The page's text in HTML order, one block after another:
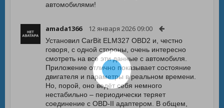
автомобилями!
amada1366 12 января 2026 09:00
Установил CarBit ELM327 OBD2 и, честно
говоря, с одной стороны, очень интересно
смотреть на все эти данные с автомобиля.
Приложение отлично показывает состояние
двигателя и параметры в реальном времени.
Но, порой, оно ведёт себя немного
нестабильно – периодически теряет
соединение с OBD-II адаптером. В общем,